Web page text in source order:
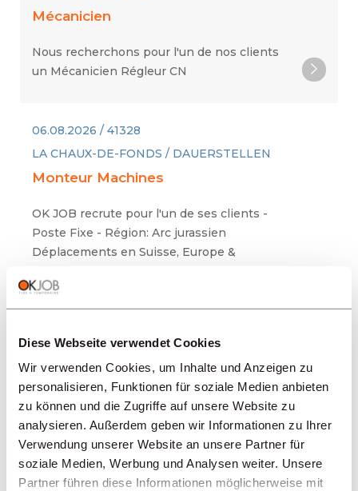
Diese Webseite verwendet Cookies
Wir verwenden Cookies, um Inhalte und Anzeigen zu
personalisieren, Funktionen für soziale Medien anbieten
zu können und die Zugriffe auf unsere Website zu
analysieren. Außerdem geben wir Informationen zu Ihrer
Verwendung unserer Website an unsere Partner für
soziale Medien, Werbung und Analysen weiter. Unsere
Partner führen diese Informationen möglicherweise mit
Mécanicien
Nous recherchons pour l'un de nos clients
un Mécanicien Régleur CN
06.08.2026 / 41328
LA CHAUX-DE-FONDS / DAUERSTELLEN
Monteur Machines
OK JOB recrute pour l'un de ses clients -
Poste Fixe - Région: Arc jurassien
Déplacements en Suisse, Europe &
terrain, les défis techniques et
l'international? Tu veux un poste où aucune
opportunité va clairement t'i
06.08.2026 / 41340
GENF / TEMPORÄR
opéérateur régleur cn